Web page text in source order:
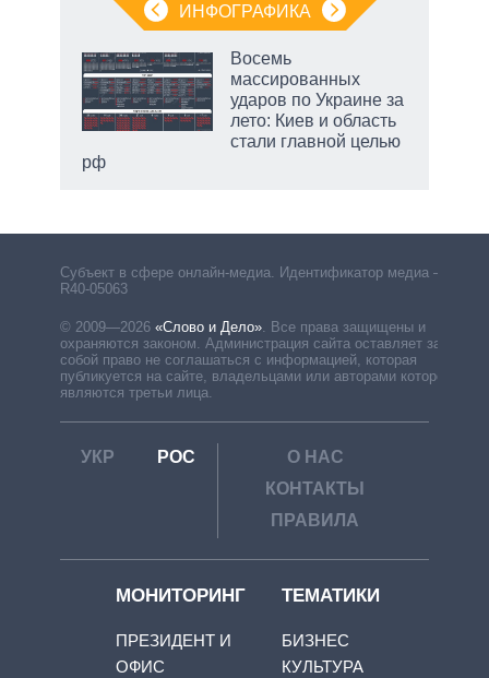
ИНФОГРАФИКА
Восемь
массированных
ударов по Украине за
лето: Киев и область
стали главной целью
рф
Субъект в сфере онлайн-медиа. Идентификатор медиа –
R40-05063
© 2009—2026 «Слово и Дело» Все права защищены и
охраняются законом. Администрация сайта оставляет за
собой право не соглашаться с информацией, которая
публикуется на сайте, владельцами или авторами которой
являются третьи лица.
УКР РОС
О НАС
КОНТАКТЫ
ПРАВИЛА
МОНИТОРИНГ
ПРЕЗИДЕНТ И
ОФИС
ТЕМАТИКИ
БИЗНЕС
КУЛЬТУРА